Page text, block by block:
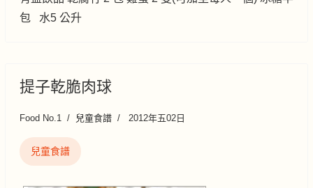
包 水5 公升
提子乾脆肉球
Food No.1 兒童食譜 2012年五02日
兒童食譜